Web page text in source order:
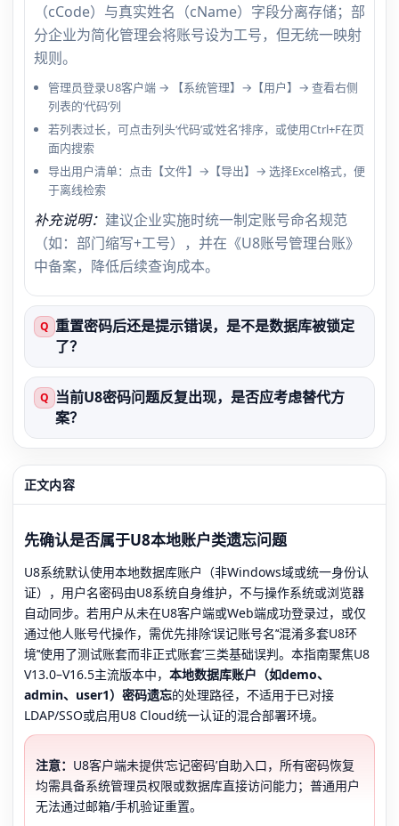
（cCode）与真实姓名（cName）字段分离存储；部
分企业为简化管理会将账号设为工号，但无统一映射
规则。
管理员登录U8客户端 → 【系统管理】→【用户】→ 查看右侧
列表的‘代码’列
若列表过长，可点击列头‘代码’或‘姓名’排序，或使用Ctrl+F在页
面内搜索
导出用户清单：点击【文件】→【导出】→ 选择Excel格式，便
于离线检索
补充说明： 建议企业实施时统一制定账号命名规范
（如：部门缩写+工号），并在《U8账号管理台账》
中备案，降低后续查询成本。
Q 重置密码后还是提示错误，是不是数据库被锁定
了？
Q 当前U8密码问题反复出现，是否应考虑替代方
案？
正文内容
先确认是否属于U8本地账户类遗忘问题
U8系统默认使用本地数据库账户（非Windows域或统一身份认
证），用户名密码由U8系统自身维护，不与操作系统或浏览器
自动同步。若用户从未在U8客户端或Web端成功登录过，或仅
通过他人账号代操作，需优先排除‘误记账号名’‘混淆多套U8环
境’‘使用了测试账套而非正式账套’三类基础误判。本指南聚焦U8
V13.0–V16.5主流版本中， 本地数据库账户（如demo、
admin、user1）密码遗忘的处理路径，不适用于已对接
LDAP/SSO或启用U8 Cloud统一认证的混合部署环境。
注意： U8客户端未提供‘忘记密码’自助入口，所有密码恢复
均需具备系统管理员权限或数据库直接访问能力；普通用户
无法通过邮箱/手机验证重置。